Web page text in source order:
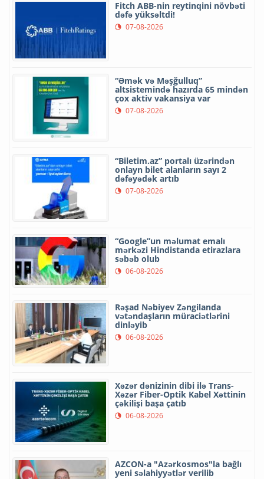
Fitch ABB-nin reytinqini növbəti
dəfə yüksəltdi!
07-08-2026
“Əmək və Məşğulluq”
altsistemində hazırda 65 mindən
çox aktiv vakansiya var
07-08-2026
“Biletim.az” portalı üzərindən
onlayn bilet alanların sayı 2
dəfəyədək artıb
07-08-2026
“Google”un məlumat emalı
mərkəzi Hindistanda etirazlara
səbəb olub
06-08-2026
Rəşad Nəbiyev Zəngilanda
vətəndaşların müraciətlərini
dinləyib
06-08-2026
Xəzər dənizinin dibi ilə Trans-
Xəzər Fiber-Optik Kabel Xəttinin
çəkilişi başa çatıb
06-08-2026
AZCON-a "Azərkosmos"la bağlı
yeni səlahiyyətlər verilib